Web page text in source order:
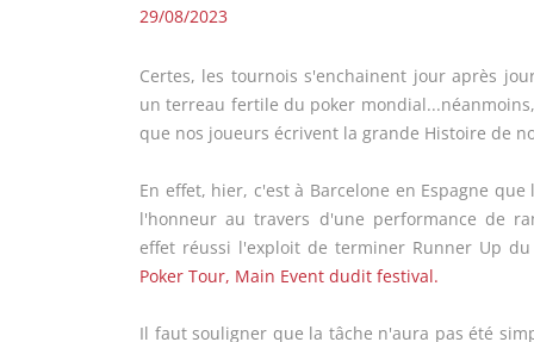
29/08/2023
Certes, les tournois s'enchainent jour après
un terreau fertile du poker
que nos joueurs écrivent la grande Histoire de
En effet, hier, c'est à Barcelone en Espagne
l'honneur au travers d'une performance de
effet réussi l'exploit de terminer Runner Up
Poker Tour, Main Event dudit festival.
Il faut souligner que la tâche n'aura pas été